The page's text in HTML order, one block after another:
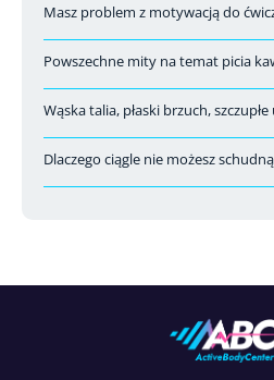
Masz problem z motywacją do
Powszechne mity na temat picia
Wąska talia, płaski brzuch,
Dlaczego ciągle nie możesz